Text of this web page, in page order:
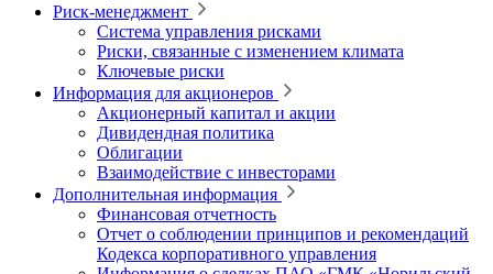
Риск-менеджмент
Система управления рисками
Риски, связанные с изменением климата
Ключевые риски
Информация для акционеров
Акционерный капитал и акции
Дивидендная политика
Облигации
Взаимодействие с инвесторами
Дополнительная информация
Финансовая отчетность
Отчет о соблюдении принципов и рекомендаций
Кодекса корпоративного управления